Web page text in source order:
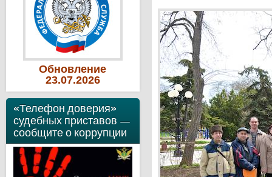
Обновление
23.07.2026
«Телефон доверия»
судебных приставов —
сообщите о коррупции